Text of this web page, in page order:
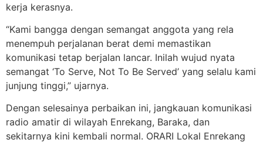
kerja kerasnya.
“Kami bangga dengan semangat anggota yang rela
menempuh perjalanan berat demi memastikan
komunikasi tetap berjalan lancar. Inilah wujud nyata
semangat ‘To Serve, Not To Be Served’ yang selalu kami
junjung tinggi,” ujarnya.
Dengan selesainya perbaikan ini, jangkauan komunikasi
radio amatir di wilayah Enrekang, Baraka, dan
sekitarnya kini kembali normal. ORARI Lokal Enrekang